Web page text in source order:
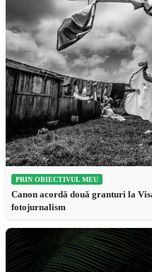
PRIN OBIECTIVUL MEU
Canon acordă două granturi la
fotojurnalism